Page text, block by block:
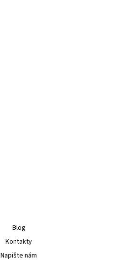
Blog
Kontakty
Napište nám